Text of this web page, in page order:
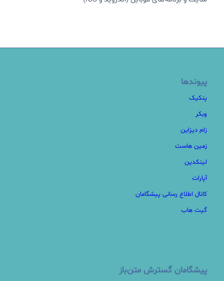
پیوندها
پنکیک
وبکر
زام دیزاین
زمین هاست
لینکدین
آپارات
کانال اطلاع رسانی پیشگامان
گیت هاب
پیشگامان گسترش متن‌باز